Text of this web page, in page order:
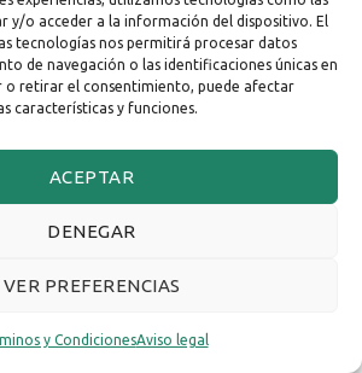
y/o acceder a la información del dispositivo. El
tecnologías nos permitirá procesar datos
de navegación o las identificaciones únicas en
o retirar el consentimiento, puede afectar
características y funciones.
ACEPTAR
DENEGAR
VER PREFERENCIAS
y CondicionesAviso legal